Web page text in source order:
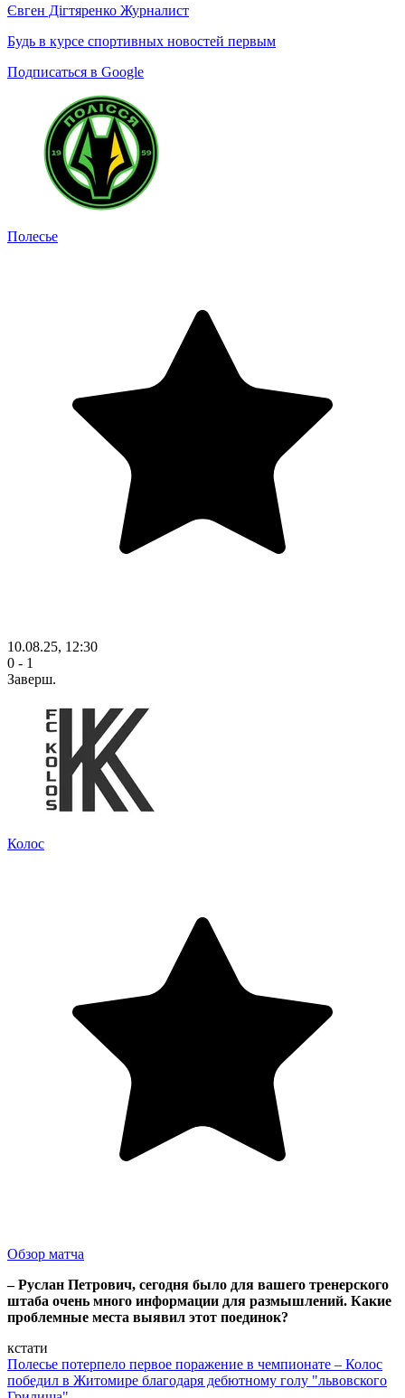
Євген Дігтяренко Журналист
Будь в курсе спортивных новостей первым
Подписаться в Google
Полесье
10.08.25, 12:30
0 - 1
Заверш.
Колос
Обзор матча
– Руслан Петрович, сегодня было для вашего тренерского
штаба очень много информации для размышлений. Какие
проблемные места выявил этот поединок?
кстати
Полесье потерпело первое поражение в чемпионате – Колос
победил в Житомире благодаря дебютному голу "львовского